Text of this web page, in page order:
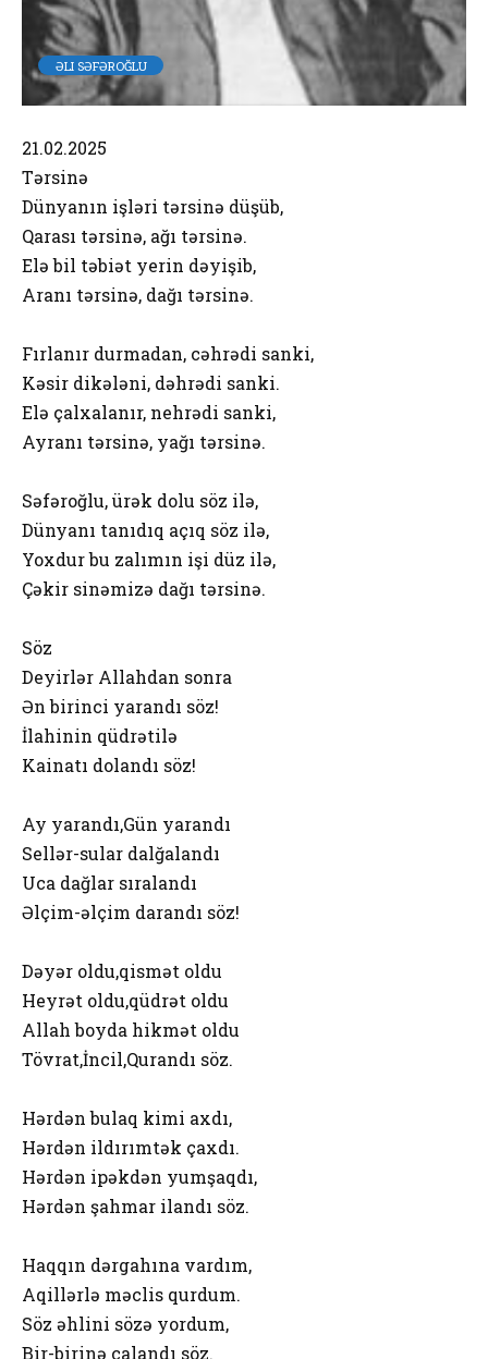
ƏLI SƏFƏROĞLU
21.02.2025
Tərsinə
Dünyanın işləri tərsinə düşüb,
Qarası tərsinə, ağı tərsinə.
Elə bil təbiət yerin dəyişib,
Aranı tərsinə, dağı tərsinə.
Fırlanır durmadan, cəhrədi sanki,
Kəsir dikələni, dəhrədi sanki.
Elə çalxalanır, nehrədi sanki,
Ayranı tərsinə, yağı tərsinə.
Səfəroğlu, ürək dolu söz ilə,
Dünyanı tanıdıq açıq söz ilə,
Yoxdur bu zalımın işi düz ilə,
Çəkir sinəmizə dağı tərsinə.
Söz
Deyirlər Allahdan sonra
Ən birinci yarandı söz!
İlahinin qüdrətilə
Kainatı dolandı söz!
Ay yarandı,Gün yarandı
Sellər-sular dalğalandı
Uca dağlar sıralandı
Əlçim-əlçim darandı söz!
Dəyər oldu,qismət oldu
Heyrət oldu,qüdrət oldu
Allah boyda hikmət oldu
Tövrat,İncil,Qurandı söz.
Hərdən bulaq kimi axdı,
Hərdən ildırımtək çaxdı.
Hərdən ipəkdən yumşaqdı,
Hərdən şahmar ilandı söz.
Haqqın dərgahına vardım,
Aqillərlə məclis qurdum.
Söz əhlini sözə yordum,
Bir-birinə calandı söz.